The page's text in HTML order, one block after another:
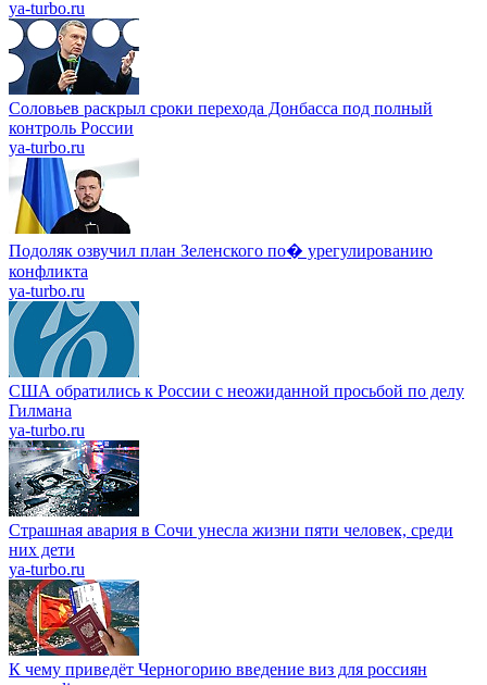
ya-turbo.ru
Соловьев раскрыл сроки перехода Донбасса под полный
контроль России
ya-turbo.ru
Подоляк озвучил план Зеленского по� урегулированию
конфликта
ya-turbo.ru
США обратились к России с неожиданной просьбой по делу
Гилмана
ya-turbo.ru
Страшная авария в Сочи унесла жизни пяти человек, среди
них дети
ya-turbo.ru
К чему приведёт Черногорию введение виз для россиян